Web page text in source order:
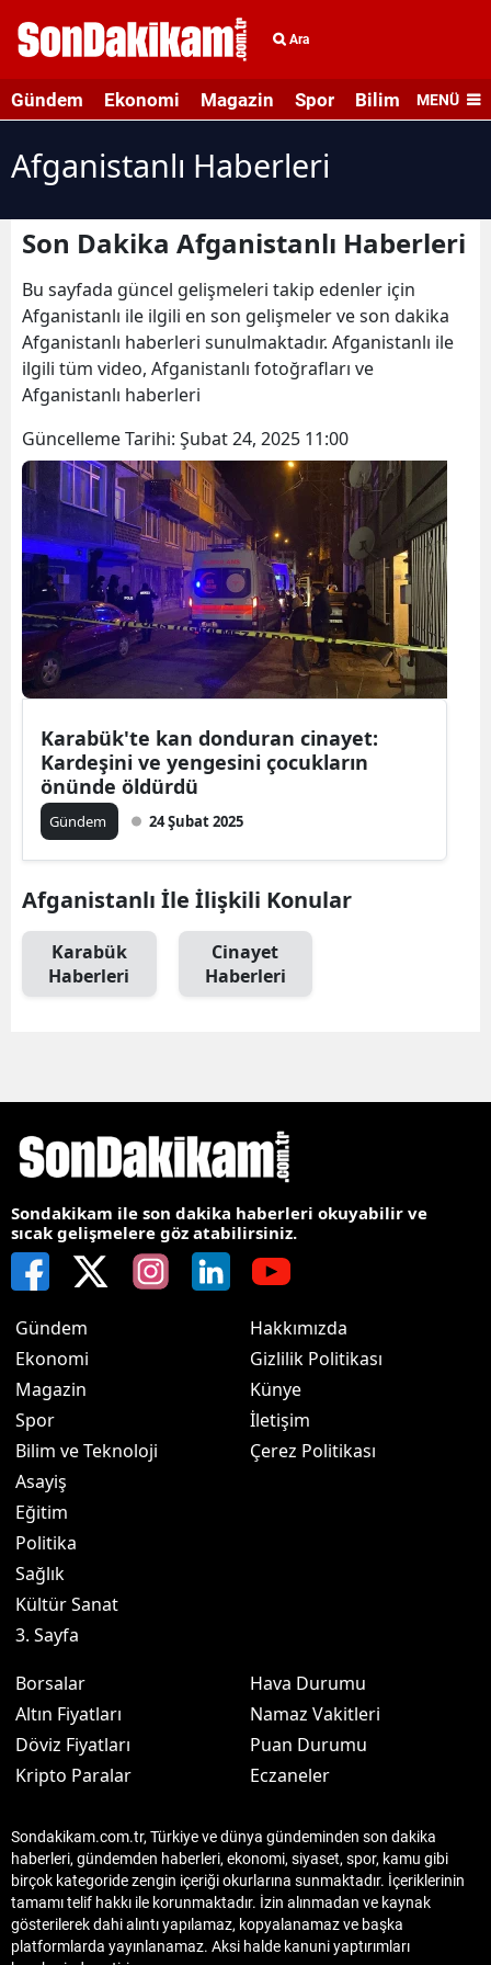
Ara
Gündem Ekonomi Magazin Spor Bilim veMENÜ
Afganistanlı Haberleri
Son Dakika Afganistanlı Haberleri
Bu sayfada güncel gelişmeleri takip edenler için
Afganistanlı ile ilgili en son gelişmeler ve son dakika
Afganistanlı haberleri sunulmaktadır. Afganistanlı ile
ilgili tüm video, Afganistanlı fotoğrafları ve
Afganistanlı haberleri
Güncelleme Tarihi: Şubat 24, 2025 11:00
Karabük'te kan donduran cinayet:
Kardeşini ve yengesini çocukların
önünde öldürdü
Gündem 24 Şubat 2025
Afganistanlı İle İlişkili Konular
Karabük
Haberleri
Cinayet
Haberleri
Sondakikam ile son dakika haberleri okuyabilir ve
sıcak gelişmelere göz atabilirsiniz.
Gündem
Ekonomi
Magazin
Spor
Bilim ve Teknoloji
Asayiş
Eğitim
Politika
Sağlık
Kültür Sanat
3. Sayfa
Hakkımızda
Gizlilik Politikası
Künye
İletişim
Çerez Politikası
Borsalar
Altın Fiyatları
Döviz Fiyatları
Kripto Paralar
Hava Durumu
Namaz Vakitleri
Puan Durumu
Eczaneler
Sondakikam.com.tr, Türkiye ve dünya gündeminden son dakika
haberleri, gündemden haberleri, ekonomi, siyaset, spor, kamu gibi
birçok kategoride zengin içeriği okurlarına sunmaktadır. İçeriklerinin
tamamı telif hakkı ile korunmaktadır. İzin alınmadan ve kaynak
gösterilerek dahi alıntı yapılamaz, kopyalanamaz ve başka
platformlarda yayınlanamaz. Aksi halde kanuni yaptırımları